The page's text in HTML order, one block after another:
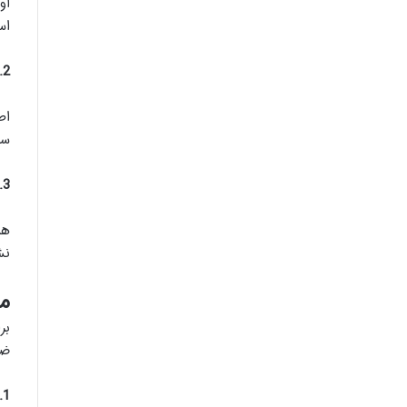
2. تست سازگاری ماسک و فیلتر
3. توجه به استانداردهای بین‌المللی
1. فیلترهای استاندارد ذرات در مقابل فیلتر 6 حالته